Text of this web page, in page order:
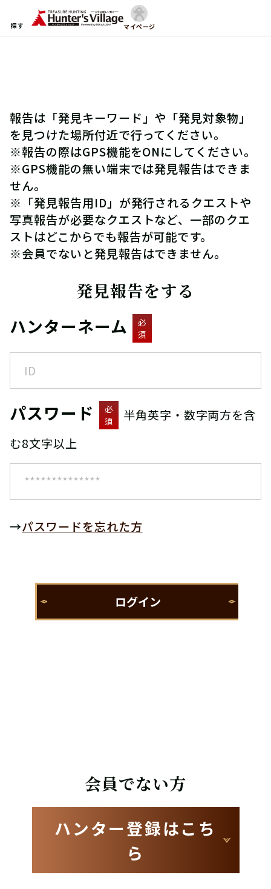
探す マイページ
報告は「発見キーワード」や「発見対象物」
を見つけた場所付近で行ってください。
※報告の際はGPS機能をONにしてください。
※GPS機能の無い端末では発見報告はできま
せん。
※「発見報告用ID」が発行されるクエストや
写真報告が必要なクエストなど、一部のクエ
ストはどこからでも報告が可能です。
※会員でないと発見報告はできません。
発見報告をする
ハンターネーム
必
須
パスワード
必
須
半角英字・数字両方を含
む8文字以上
→パスワードを忘れた方
会員でない方
ハンター登録はこち
ら